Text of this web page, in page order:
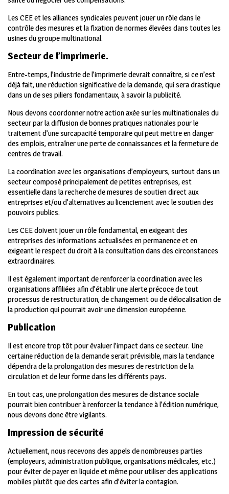
Les CEE et les alliances syndicales peuvent jouer un rôle dans le
contrôle des mesures et la fixation de normes élevées dans toutes les
usines du groupe multinational.
Secteur de l’imprimerie.
Entre-temps, l’industrie de l’imprimerie devrait connaître, si ce n’est
déjà fait, une réduction significative de la demande, qui sera drastique
dans un de ses piliers fondamentaux, à savoir la publicité.
Nous devons coordonner notre action axée sur les multinationales du
secteur par la diffusion de bonnes pratiques nationales pour le
traitement d’une surcapacité temporaire qui peut mettre en danger
des emplois, entraîner une perte de connaissances et la fermeture de
centres de travail.
La coordination avec les organisations d’employeurs, surtout dans un
secteur composé principalement de petites entreprises, est
essentielle dans la recherche de mesures de soutien direct aux
entreprises et/ou d’alternatives au licenciement avec le soutien des
pouvoirs publics.
Les CEE doivent jouer un rôle fondamental, en exigeant des
entreprises des informations actualisées en permanence et en
exigeant le respect du droit à la consultation dans des circonstances
extraordinaires.
Il est également important de renforcer la coordination avec les
organisations affiliées afin d’établir une alerte précoce de tout
processus de restructuration, de changement ou de délocalisation de
la production qui pourrait avoir une dimension européenne.
Publication
Il est encore trop tôt pour évaluer l’impact dans ce secteur. Une
certaine réduction de la demande serait prévisible, mais la tendance
dépendra de la prolongation des mesures de restriction de la
circulation et de leur forme dans les différents pays.
En tout cas, une prolongation des mesures de distance sociale
pourrait bien contribuer à renforcer la tendance à l’édition numérique,
nous devons donc être vigilants.
Impression de sécurité
Actuellement, nous recevons des appels de nombreuses parties
(employeurs, administration publique, organisations médicales, etc.)
pour éviter de payer en liquide et même pour utiliser des applications
mobiles plutôt que des cartes afin d’éviter la contagion.